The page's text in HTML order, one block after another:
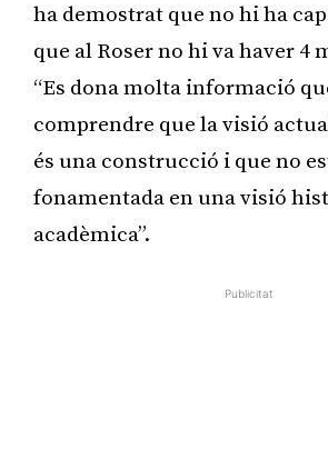
ha demostrat que no hi ha cap
que al Roser no hi va haver 4
“Es dona molta informació
comprendre que la visió
és una construcció i que no
fonamentada en una visió
acadèmica”.
Publicitat